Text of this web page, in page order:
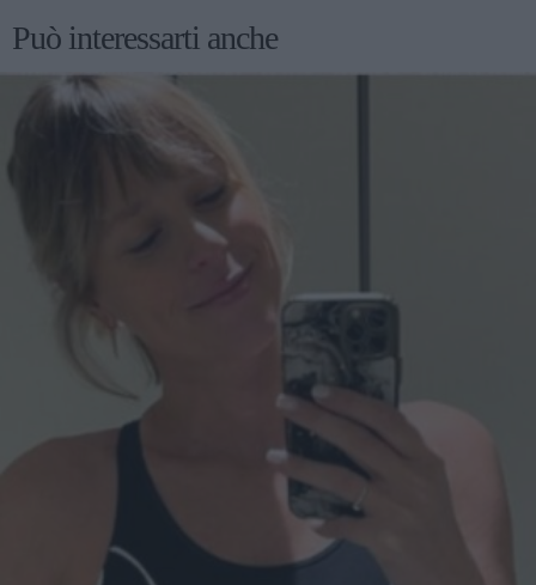
Può interessarti anche